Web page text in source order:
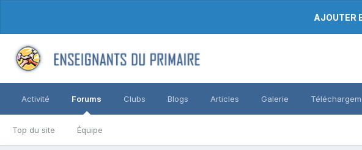
AJOUTER
Activité Forums
Top du site Équipe
Clubs Blogs Articles Galerie